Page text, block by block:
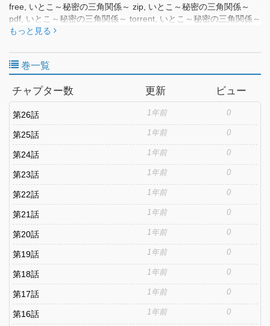
free, いとこ～秘密の三角関係～ zip, いとこ～秘密の三角関係～
pdf, いとこ～秘密の三角関係～ torrent, いとこ～秘密の三角関係～
無料親代わりだったおばの結婚！ でも結婚相手の連れ子が まさか
もっと見る
巻一覧
チャプター数 更新 ビュー
第26話 1年前 0
第25話 1年前 0
第24話 1年前 0
第23話 1年前 0
第22話 1年前 0
第21話 1年前 0
第20話 1年前 0
第19話 1年前 0
第18話 1年前 0
第17話 1年前 0
第16話 1年前 0